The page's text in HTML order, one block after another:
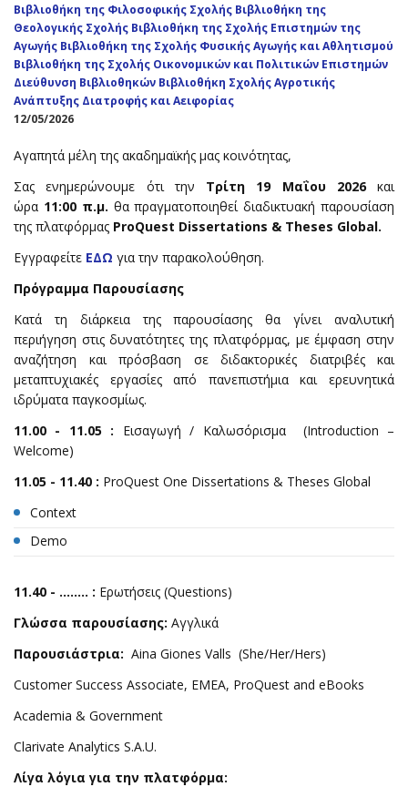
Βιβλιοθήκη της Φιλοσοφικής Σχολής Βιβλιοθήκη της
Θεολογικής Σχολής Βιβλιοθήκη της Σχολής Επιστημών της
Αγωγής Βιβλιοθήκη της Σχολής Φυσικής Αγωγής και Αθλητισμού
Βιβλιοθήκη της Σχολής Οικονομικών και Πολιτικών Επιστημών
Διεύθυνση Βιβλιοθηκών Βιβλιοθήκη Σχολής Αγροτικής
Ανάπτυξης Διατροφής και Αειφορίας
12/05/2026
Αγαπητά μέλη της ακαδημαϊκής μας κοινότητας,
Σας ενημερώνουμε ότι την Τρίτη 19 Μαΐου 2026 και
ώρα 11:00 π.μ. θα πραγματοποιηθεί διαδικτυακή παρουσίαση
της πλατφόρμας ProQuest Dissertations & Theses Global.
Εγγραφείτε ΕΔΩ για την παρακολούθηση.
Πρόγραμμα Παρουσίασης
Κατά τη διάρκεια της παρουσίασης θα γίνει αναλυτική
περιήγηση στις δυνατότητες της πλατφόρμας, με έμφαση στην
αναζήτηση και πρόσβαση σε διδακτορικές διατριβές και
μεταπτυχιακές εργασίες από πανεπιστήμια και ερευνητικά
ιδρύματα παγκοσμίως.
11.00 - 11.05 : Εισαγωγή / Καλωσόρισμα (Introduction –
Welcome)
11.05 - 11.40 : ProQuest One Dissertations & Theses Global
Context
Demo
11.40 - ....…. : Ερωτήσεις (Questions)
Γλώσσα παρουσίασης: Αγγλικά
Παρουσιάστρια: Aina Giones Valls (She/Her/Hers)
Customer Success Associate, EMEA, ProQuest and eBooks
Academia & Government
Clarivate Analytics S.A.U.
Λίγα λόγια για την πλατφόρμα: